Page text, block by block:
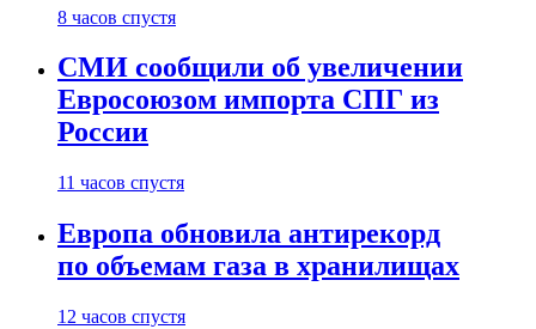
8 часов спустя
СМИ сообщили об увеличении
Евросоюзом импорта СПГ из
России
11 часов спустя
Европа обновила антирекорд
по объемам газа в хранилищах
12 часов спустя